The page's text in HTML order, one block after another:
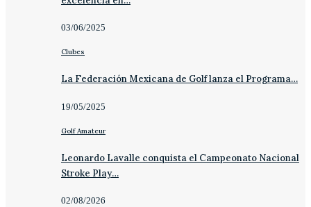
03/06/2025
Clubes
La Federación Mexicana de Golf lanza el Programa…
19/05/2025
Golf Amateur
Leonardo Lavalle conquista el Campeonato Nacional
Stroke Play…
02/08/2026